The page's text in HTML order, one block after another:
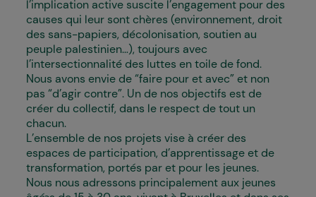
l’implication active suscite l’engagement pour des
causes qui leur sont chères (environnement, droit
des sans-papiers, décolonisation, soutien au
peuple palestinien…), toujours avec
l’intersectionnalité des luttes en toile de fond.
Nous avons envie de “faire pour et avec” et non
pas “d’agir contre”. Un de nos objectifs est de
créer du collectif, dans le respect de tout un
chacun.
L’ensemble de nos projets vise à créer des
espaces de participation, d’apprentissage et de
transformation, portés par et pour les jeunes.
Nous nous adressons principalement aux jeunes